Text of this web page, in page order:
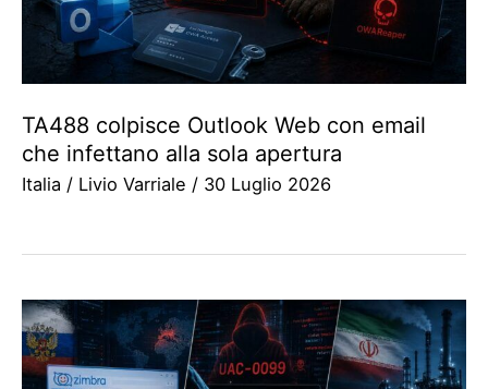
TA488 colpisce Outlook Web con email
che infettano alla sola apertura
Italia / Livio Varriale / 30 Luglio 2026